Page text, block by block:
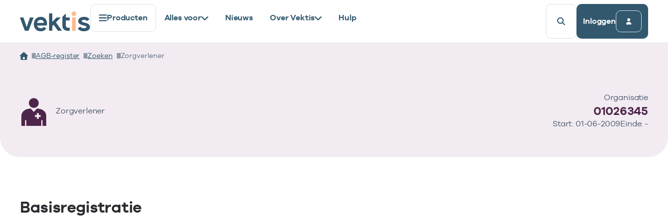
Producten Alles voor Nieuws Over Vektis Hulp Inloggen
AGB-register Zoeken Zorgverlener
Zorgverlener
Organisatie
01026345
Start: 01-06-2009Einde: -
Basisregistratie